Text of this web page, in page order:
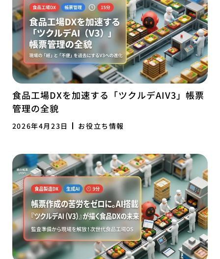
食品工場DXを加速する「ツクルデAIV3」帳票
管理の全貌
2026年4月23日 お役立ち情報